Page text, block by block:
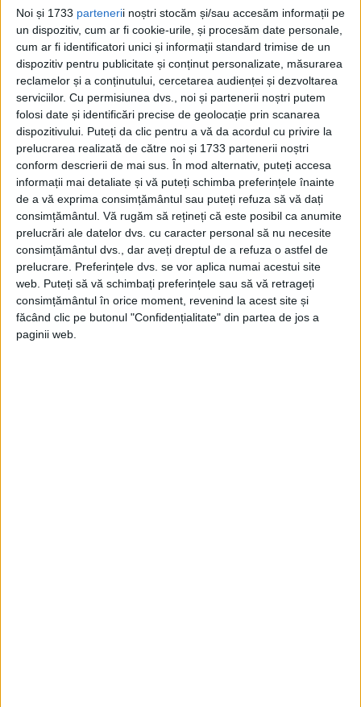
Noi și 1733 partenerii noștri stocăm și/sau accesăm informații pe
un dispozitiv, cum ar fi cookie-urile, și procesăm date personale,
cum ar fi identificatori unici și informații standard trimise de un
dispozitiv pentru publicitate și conținut personalizate, măsurarea
reclamelor și a conținutului, cercetarea audienței și dezvoltarea
serviciilor. Cu permisiunea dvs., noi și partenerii noștri putem
folosi date și identificări precise de geolocație prin scanarea
dispozitivului. Puteți da clic pentru a vă da acordul cu privire la
prelucrarea realizată de către noi și 1733 partenerii noștri
conform descrierii de mai sus. În mod alternativ, puteți accesa
informații mai detaliate și vă puteți schimba preferințele înainte
de a vă exprima consimțământul sau puteți refuza să vă dați
consimțământul. Vă rugăm să rețineți că este posibil ca anumite
prelucrări ale datelor dvs. cu caracter personal să nu necesite
consimțământul dvs., dar aveți dreptul de a refuza o astfel de
prelucrare. Preferințele dvs. se vor aplica numai acestui site
web. Puteți să vă schimbați preferințele sau să vă retrageți
consimțământul în orice moment, revenind la acest site și
făcând clic pe butonul "Confidențialitate" din partea de jos a
paginii web.
ce imperatorul are o figură atât de
serioasă:
„Nu am dorit să aibă aerul fericit și
simpatic, este un general care a lăsat în
urma lui multe cadavre”.
Semn că știința are și ea prejudecățile sale
ideologice.